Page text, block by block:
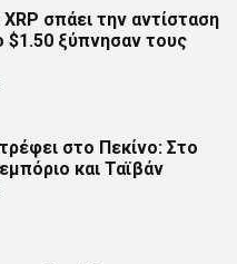
σπάει την αντίσταση
$1.50 ξύπνησαν τους
στο Πεκίνο: Στο
και Ταϊβάν